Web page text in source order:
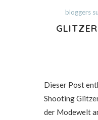
bloggers
Dieser Post
Shooting
der Modewelt